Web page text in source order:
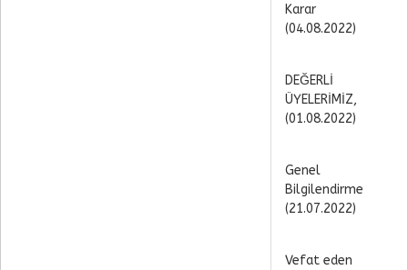
Karar
(04.08.2022)
DEĞERLİ
ÜYELERİMİZ,
(01.08.2022)
Genel
Bilgilendirme
(21.07.2022)
Vefat eden